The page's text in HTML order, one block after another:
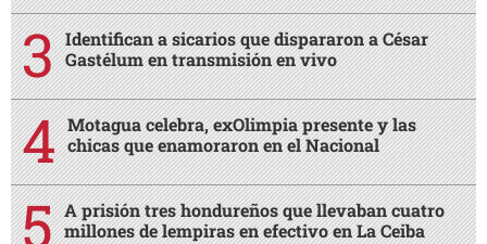
Identifican a sicarios que dispararon a César
Gastélum en transmisión en vivo
Motagua celebra, exOlimpia presente y las
chicas que enamoraron en el Nacional
A prisión tres hondureños que llevaban cuatro
millones de lempiras en efectivo en La Ceiba